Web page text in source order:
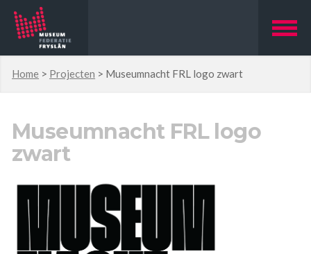
Home > Projecten > Museumnacht FRL logo zwart
Museumnacht FRL logo
zwart